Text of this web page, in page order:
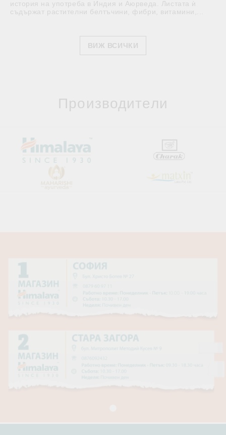
история на употреба в Индия и Аюрведа. Листата ѝ
съдържат растителни белтъчини, фибри, витамини,...
ВИЖ ВСИЧКИ
Производители